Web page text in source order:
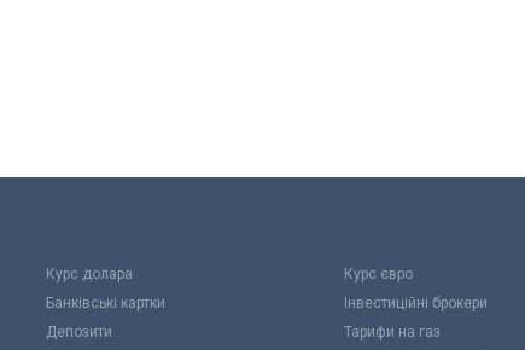
Курс долара
Курс євро
Банківські картки
Інвестиційні брокери
Депозити
Тарифи на газ